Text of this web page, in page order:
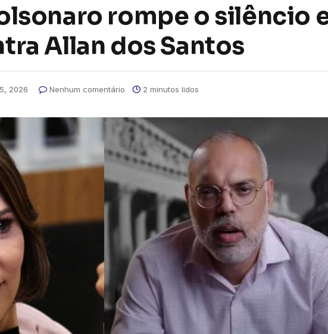
rompe o silêncio
Allan dos Santos
2026 Nenhum comentário 2 minutos lidos